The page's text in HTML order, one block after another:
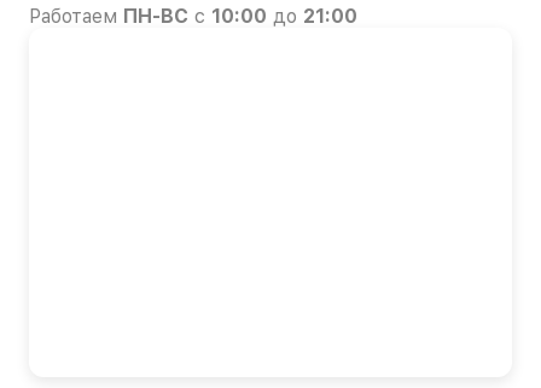
Работаем ПН-ВС с 10:00 до 21:00